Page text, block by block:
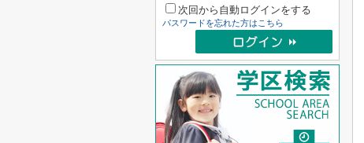
次回から自動ログインをする
パスワードを忘れた方はこちら